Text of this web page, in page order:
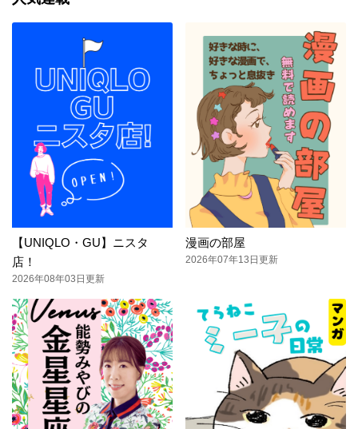
【UNIQLO・GU】ニスタ
店！
2026年08年03日更新
漫画の部屋
2026年07年13日更新